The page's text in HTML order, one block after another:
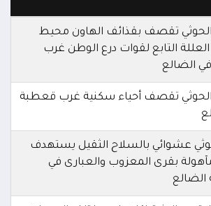
تقصف بقذائف الهاون محيط
التابع لقوات درع الوطن غرب
الضالع
تقصف أحياء سكنية غرب قعطبة
عشوائي بالسلاح الثقيل يستهدف
بقرى المعزوب والعبارى في